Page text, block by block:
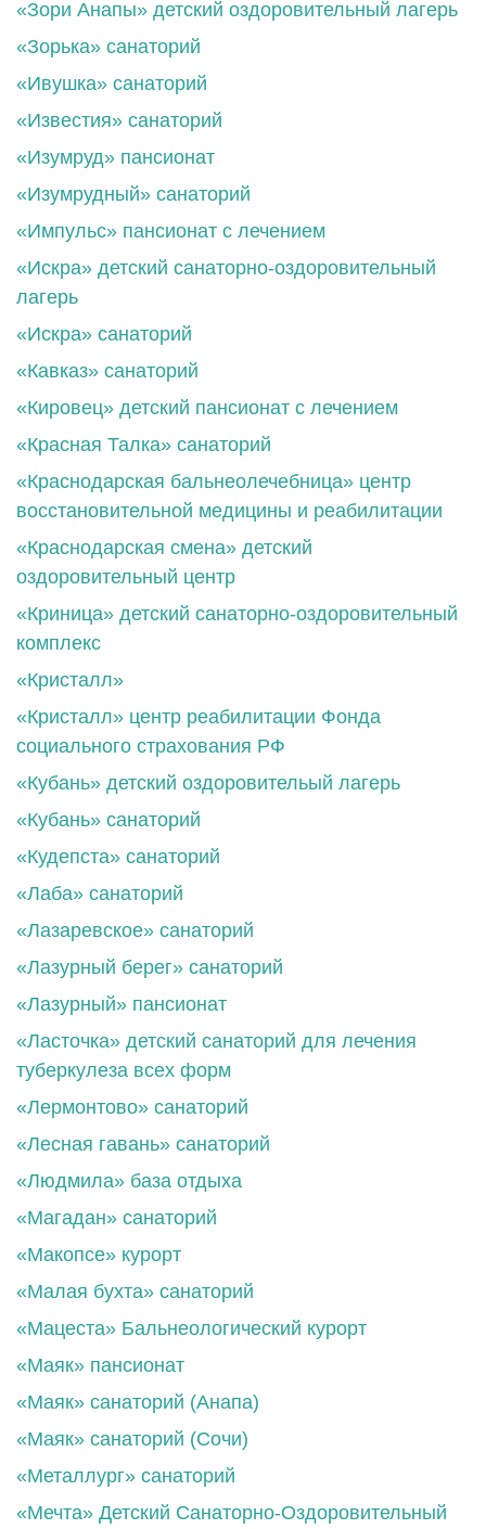
«Зори Анапы» детский оздоровительный лагерь
«Зорька» санаторий
«Ивушка» санаторий
«Известия» санаторий
«Изумруд» пансионат
«Изумрудный» санаторий
«Импульс» пансионат с лечением
«Искра» детский санаторно-оздоровительный
лагерь
«Искра» санаторий
«Кавказ» санаторий
«Кировец» детский пансионат с лечением
«Красная Талка» санаторий
«Краснодарская бальнеолечебница» центр
восстановительной медицины и реабилитации
«Краснодарская смена» детский
оздоровительный центр
«Криница» детский санаторно-оздоровительный
комплекс
«Кристалл»
«Кристалл» центр реабилитации Фонда
социального страхования РФ
«Кубань» детский оздоровительый лагерь
«Кубань» санаторий
«Кудепста» санаторий
«Лаба» санаторий
«Лазаревское» санаторий
«Лазурный берег» санаторий
«Лазурный» пансионат
«Ласточка» детский санаторий для лечения
туберкулеза всех форм
«Лермонтово» санаторий
«Лесная гавань» санаторий
«Людмила» база отдыха
«Магадан» санаторий
«Макопсе» курорт
«Малая бухта» санаторий
«Мацеста» Бальнеологический курорт
«Маяк» пансионат
«Маяк» санаторий (Анапа)
«Маяк» санаторий (Сочи)
«Металлург» санаторий
«Мечта» Детский Санаторно-Оздоровительный